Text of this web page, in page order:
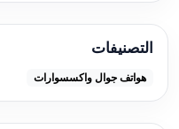
التصنيفات
هواتف جوال واكسسوارات